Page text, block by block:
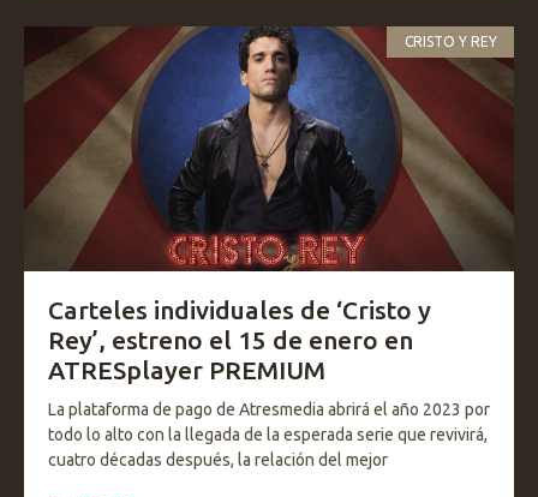
CRISTO Y REY
Carteles individuales de ‘Cristo y
Rey’, estreno el 15 de enero en
ATRESplayer PREMIUM
La plataforma de pago de Atresmedia abrirá el año 2023 por
todo lo alto con la llegada de la esperada serie que revivirá,
cuatro décadas después, la relación del mejor